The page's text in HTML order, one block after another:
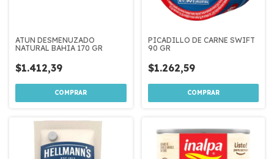
ATUN DESMENUZADO
NATURAL BAHIA 170 GR
$1.412,39
PICADILLO DE CARNE SWIFT
90 GR
$1.262,59